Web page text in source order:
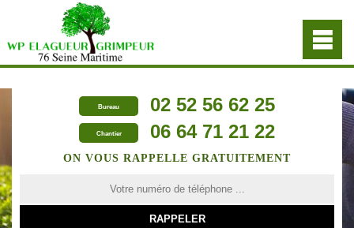
Bureau 02 52 56 62 25
Chantier 06 64 71 21 22
ON VOUS RAPPELLE GRATUITEMENT